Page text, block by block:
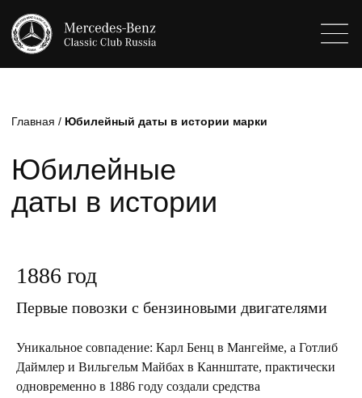
Юбилейные
марки
1886 год
Первые повозки с бензиновыми двигателями
Уникальное совпадение: Карл Бенц в Мангейме, а Готлиб
Даймлер и Вильгельм Майбах в Каннштате, практически
одновременно в 1886 году создали средства